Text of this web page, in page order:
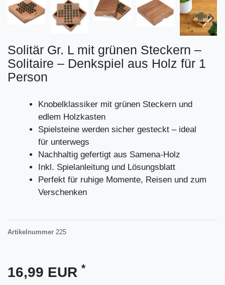
Solitär Gr. L mit grünen Steckern –
Solitaire – Denkspiel aus Holz für 1
Person
Knobelklassiker mit grünen Steckern und
edlem Holzkasten
Spielsteine werden sicher gesteckt – ideal
für unterwegs
Nachhaltig gefertigt aus Samena-Holz
Inkl. Spielanleitung und Lösungsblatt
Perfekt für ruhige Momente, Reisen und zum
Verschenken
Artikelnummer 225
16,99 EUR *